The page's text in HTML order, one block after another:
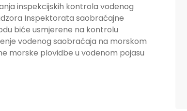
inspekcijskih kontrola vodenog
Inspektorata saobraćajne
biće usmjerene na kontrolu
vodenog saobraćaja na morskom
morske plovidbe u vodenom pojasu